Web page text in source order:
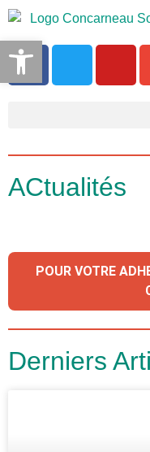
ACtualités
POUR VOTRE
Derniers
Ouvrir la